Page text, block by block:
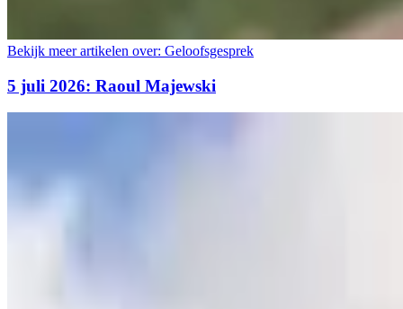
Bekijk meer artikelen over: Geloofsgesprek
5 juli 2026: Raoul Majewski